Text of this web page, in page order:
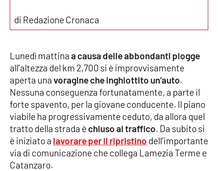
Sanità
Sport
RUBRICHE
Good Morning Vietnam
Parchi Marini Calabria
di Redazione Cronaca
Lunedì mattinaa causa delle abbondanti piogge
all'altezza del km 2,700 si è improvvisamente
aperta unavoragine che inghiottito un’auto.
Nessuna conseguenza fortunatamente, a parte il
forte spavento, per la giovane conducente. Il piano
viabile ha progressivamente ceduto, da allora quel
tratto della strada è chiuso al traffico. Da subito si
è iniziato a lavorare per il ripristino dell’importante
via di comunicazione che collega Lamezia Terme e
Catanzaro.